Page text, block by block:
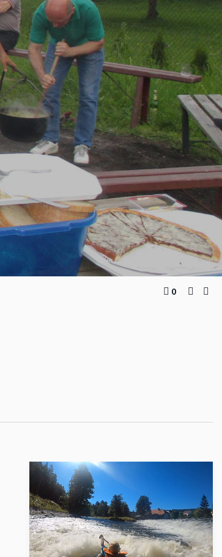
0
Pokračovat ve sledování